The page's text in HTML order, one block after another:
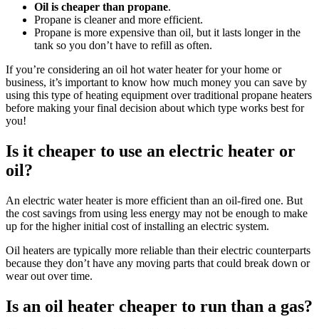
Oil is cheaper than propane.
Propane is cleaner and more efficient.
Propane is more expensive than oil, but it lasts longer in the
tank so you don’t have to refill as often.
If you’re considering an oil hot water heater for your home or
business, it’s important to know how much money you can save by
using this type of heating equipment over traditional propane heaters
before making your final decision about which type works best for
you!
Is it cheaper to use an electric heater or
oil?
An electric water heater is more efficient than an oil-fired one. But
the cost savings from using less energy may not be enough to make
up for the higher initial cost of installing an electric system.
Oil heaters are typically more reliable than their electric counterparts
because they don’t have any moving parts that could break down or
wear out over time.
Is an oil heater cheaper to run than a gas?